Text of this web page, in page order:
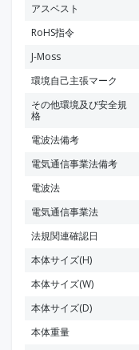
アスベスト
RoHS指令
J-Moss
環境自己主張マーク
その他環境及び安全規
格
電波法備考
電気通信事業法備考
電波法
電気通信事業法
法規関連確認日
本体サイズ(H)
本体サイズ(W)
本体サイズ(D)
本体重量